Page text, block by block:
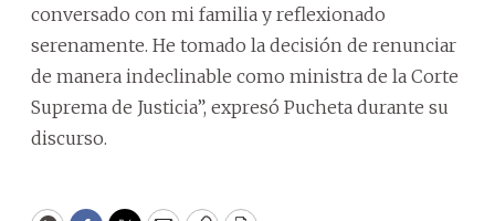
conversado con mi familia y reflexionado
serenamente. He tomado la decisión de renunciar
de manera indeclinable como ministra de la Corte
Suprema de Justicia”, expresó Pucheta durante su
discurso.